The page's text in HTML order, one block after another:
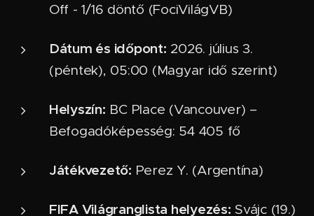
Off - 1/16 döntő (FociVilágVB)
Dátum és időpont: 2026. július 3.
(péntek), 05:00 (Magyar idő szerint)
Helyszín: BC Place (Vancouver) –
Befogadóképesség: 54 405 fő
Játékvezető: Perez Y. (Argentína)
FIFA Világranglista helyezés: Svájc (19.)